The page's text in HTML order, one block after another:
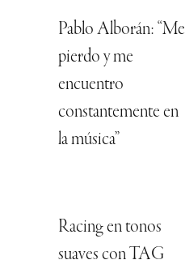
Pablo Alborán: “Me
pierdo y me
encuentro
constantemente en
la música”
Racing en tonos
suaves con TAG